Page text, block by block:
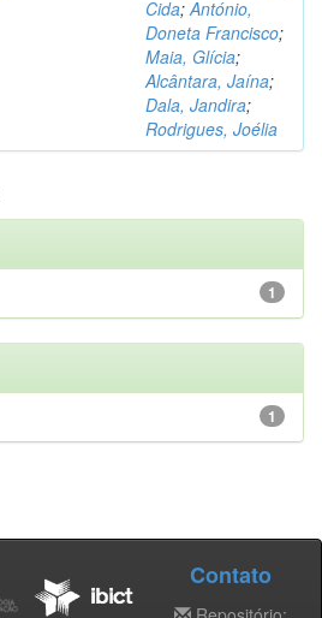
Cida;António,
Doneta Francisco;
Maia, Glícia;
Alcântara, Jaína;
Dala, Jandira;
Rodrigues, Joélia
1
1
Contato